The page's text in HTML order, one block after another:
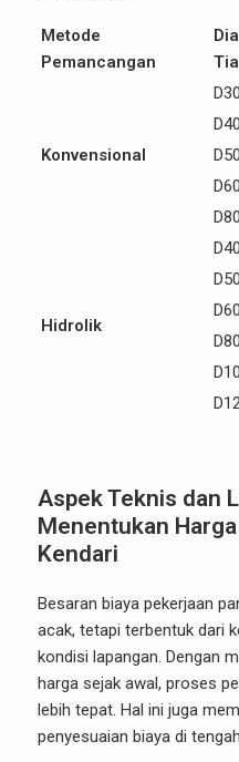
Metode
Pemancangan
Konvensional
D30
D40
D50
D60
D80
Hidrolik
D40
D50
D60
D80
Aspek Teknis dan
Menentukan
Kendari
Besaran biaya pekerjaan
acak, tetapi terbentuk dari
kondisi lapangan. Dengan
harga sejak awal, proses
lebih tepat. Hal ini juga
penyesuaian biaya di